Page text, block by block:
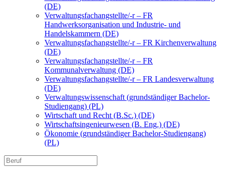
(DE)
Verwaltungsfachangstellte/-r – FR
Handwerksorganisation und Industrie- und
Handelskammern (DE)
Verwaltungsfachangstellte/-r – FR Kirchenverwaltung
(DE)
Verwaltungsfachangstellte/-r – FR
Kommunalverwaltung (DE)
Verwaltungsfachangstellte/-r – FR Landesverwaltung
(DE)
Verwaltungswissenschaft (grundständiger Bachelor-
Studiengang) (PL)
Wirtschaft und Recht (B.Sc.) (DE)
Wirtschaftsingenieurwesen (B. Eng.) (DE)
Ökonomie (grundständiger Bachelor-Studiengang)
(PL)